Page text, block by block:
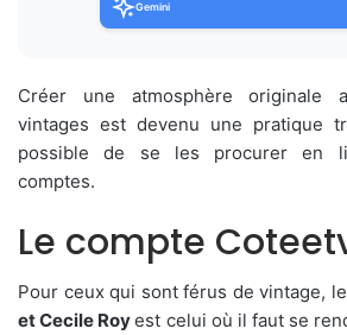
Gemini
Créer une atmosphère originale
vintages est devenu une pratique
possible de se les procurer en
comptes.
Le compte
Pour ceux qui sont férus de vintage,
et Cecile Royest celui où il faut se